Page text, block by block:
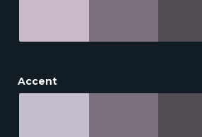
Accent